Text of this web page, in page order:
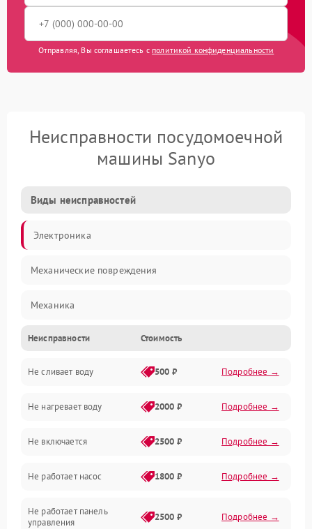
Отправляя, Вы соглашаетесь с политикой конфиденциальности
Неисправности посудомоечной
машины Sanyo
Виды неисправностей
Электроника
Механические повреждения
Механика
Управление
Электропитание
Датчики
Нагрев
Вода
Гигиена
Неисправности Стоимость
Не сливает воду 500 ₽ Подробнее →
Не нагревает воду 2000 ₽ Подробнее →
Не включается 2500 ₽ Подробнее →
Не работает насос 1800 ₽ Подробнее →
Не работает панель
управления
2500 ₽ Подробнее →